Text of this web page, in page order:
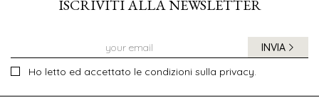
ISCRIVITI ALLA NEWSLETTER
Ho letto ed accettato le condizioni sulla privacy.
INVIA